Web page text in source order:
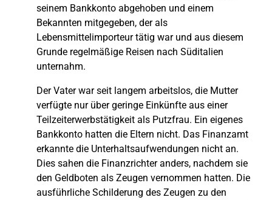
seinem Bankkonto abgehoben und einem
Bekannten mitgegeben, der als
Lebensmittelimporteur tätig war und aus diesem
Grunde regelmäßige Reisen nach Süditalien
unternahm.
Der Vater war seit langem arbeitslos, die Mutter
verfügte nur über geringe Einkünfte aus einer
Teilzeiterwerbstätigkeit als Putzfrau. Ein eigenes
Bankkonto hatten die Eltern nicht. Das Finanzamt
erkannte die Unterhaltsaufwendungen nicht an.
Dies sahen die Finanzrichter anders, nachdem sie
den Geldboten als Zeugen vernommen hatten. Die
ausführliche Schilderung des Zeugen zu den